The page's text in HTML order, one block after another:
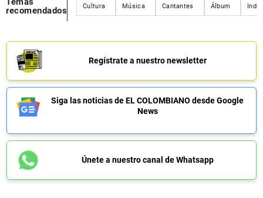
recomendados
Cultura Música Cantantes Álbum
Regístrate a nuestro newsletter
Siga las noticias de EL COLOMBIANO desde Google
News
Únete a nuestro canal de Whatsapp